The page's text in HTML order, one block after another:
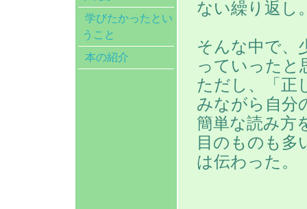
学びたかったとい
うこと
本の紹介
ない繰り返し
そんな中で、
っていったと
ただし、「正
みながら自分
簡単な読み方
目のものも多
は伝わった。